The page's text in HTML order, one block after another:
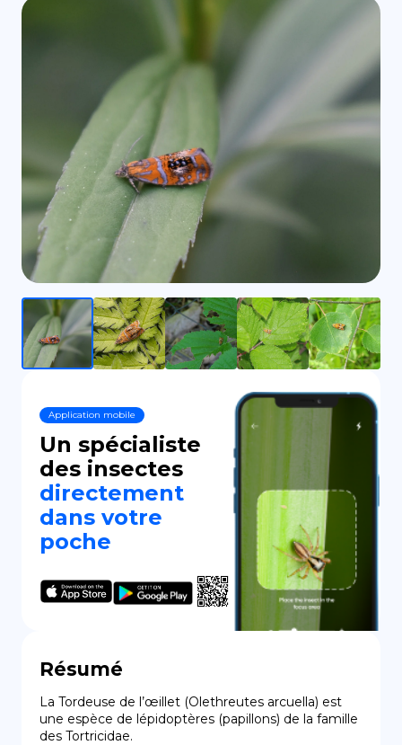
DE
Application mobile
Un spécialiste
des insectes
directement
dans votre
poche
Résumé
La Tordeuse de l’œillet (Olethreutes arcuella) est
une espèce de lépidoptères (papillons) de la famille
des Tortricidae.